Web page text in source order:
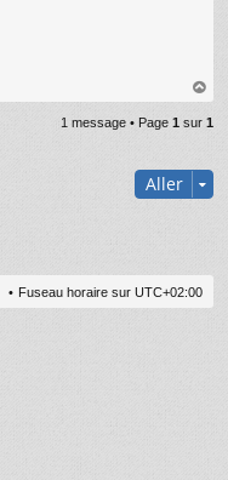
au
t
1 message • Page 1 sur 1
Aller
Fuseau horaire sur UTC+02:00